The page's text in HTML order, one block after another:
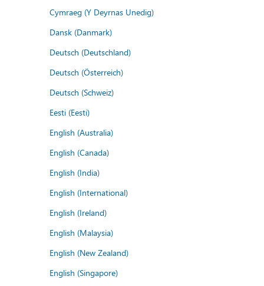
Cymraeg (Y Deyrnas Unedig)
Dansk (Danmark)
Deutsch (Deutschland)
Deutsch (Österreich)
Deutsch (Schweiz)
Eesti (Eesti)
English (Australia)
English (Canada)
English (India)
English (International)
English (Ireland)
English (Malaysia)
English (New Zealand)
English (Singapore)